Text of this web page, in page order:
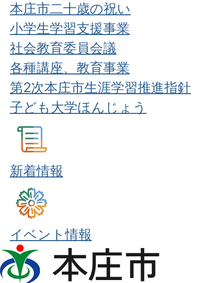
本庄市二十歳の祝い
小学生学習支援事業
社会教育委員会議
各種講座、教育事業
第2次本庄市生涯学習推進指針
子ども大学ほんじょう
新着情報
イベント情報
本
庄